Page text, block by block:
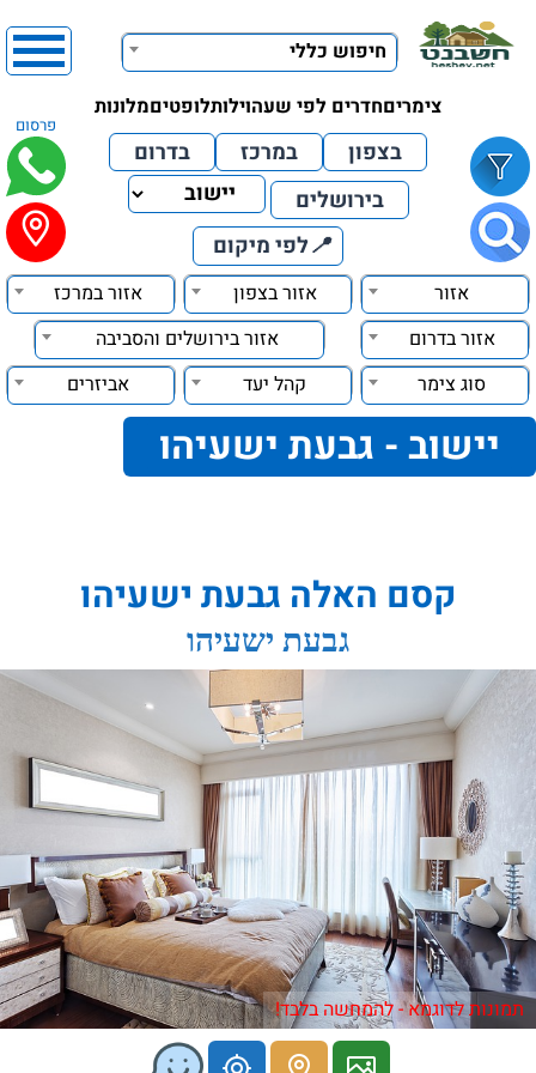
חיפוש כללי
צימריםחדרים לפי שעהוילותלופטיםמלונות
פרסום
בצפון במרכז
בדרום
בירושלים
📍לפי מיקום
אזור אזור בצפון
אזור במרכז
אזור בדרום
אזור בירושלים והסביבה
סוג צימר
קהל יעד אביזרים
יישוב - גבעת ישעיהו
קסם האלה גבעת ישעיהו
גבעת ישעיהו
תמונות לדוגמא - להמחשה בלבד!